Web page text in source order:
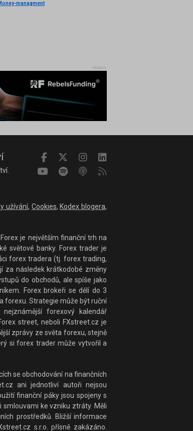
managment
reklama
užívání, Cookies, Kodex blogera,
je největším finanční trh na
světové banky. Forex trader je
forex tradera (tj. forex trading,
za následek krátkodobé změny
do obchodů, ale spíše jako
Forex brokeři se dělí do 3
forexu. Strategie může být ruční
forexový kalendář
street, neboli FXstreet.cz je
zprávy ze světa forexu, stejně
si forex trader může vytvořil a
se obchodování na finančních
ani jednotliví autoři nejsou
finanční páky jsou spojeny s
ke vzniku ztráty. Měli
prostředků. Bližší informace
s.r.o. přísně zakázáno.